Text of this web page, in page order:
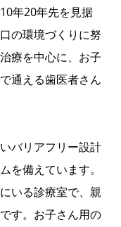
年20年先を見据
の環境づくりに努
療を中心に、お子
通える歯医者さん
バリアフリー設計
を備えています。
いる診療室で、親
す。お子さん用の